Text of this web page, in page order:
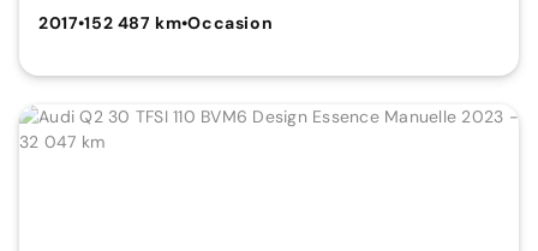
2017•152 487 km•Occasion